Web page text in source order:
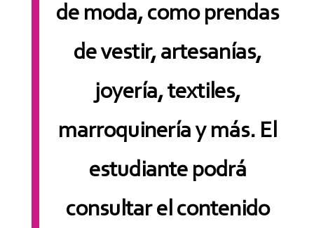
de moda, como prendas
de vestir, artesanías,
joyería, textiles,
marroquinería y más. El
estudiante podrá
consultar el contenido